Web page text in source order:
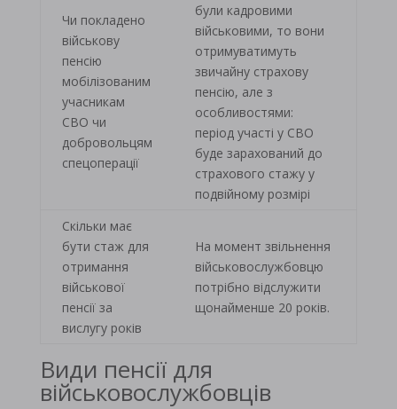
Чи покладено
військову
пенсію
мобілізованим
учасникам
СВО чи
добровольцям
спецоперації
були кадровими
військовими, то вони
отримуватимуть
звичайну страхову
пенсію, але з
особливостями:
період участі у СВО
буде зарахований до
страхового стажу у
подвійному розмірі
Скільки має
бути стаж для
отримання
військової
пенсії за
вислугу років
На момент звільнення
військовослужбовцю
потрібно відслужити
щонайменше 20 років.
Види пенсії для
військовослужбовців